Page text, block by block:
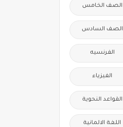
الصف الخامس
الصف السادس
الفرنسيه
الفيزياء
القواعد النحوية
اللغة الالمانية